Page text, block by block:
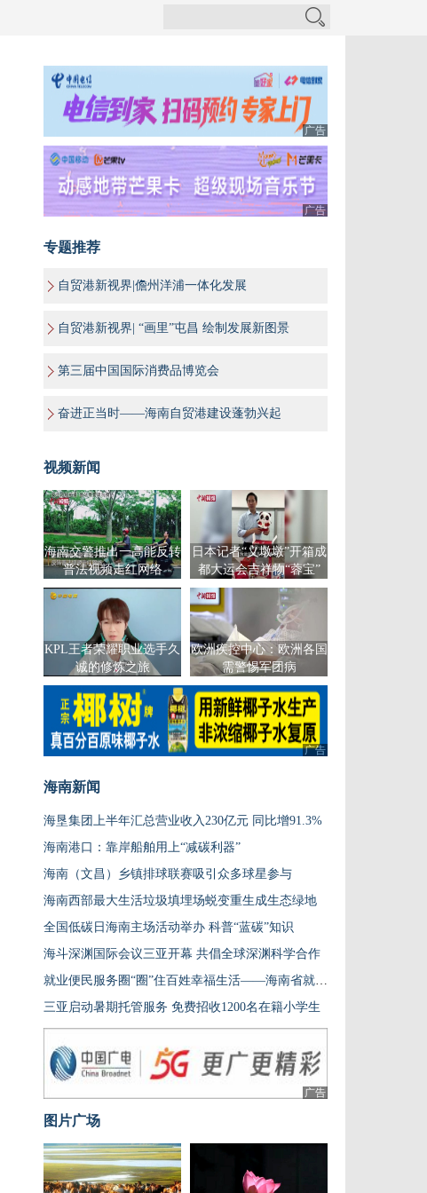
广告
广告
专题推荐
自贸港新视界|儋州洋浦一体化发展
自贸港新视界| “画里”屯昌 绘制发展新图景
第三届中国国际消费品博览会
奋进正当时——海南自贸港建设蓬勃兴起
视频新闻
海南交警推出一高能反转
普法视频走红网络
日本记者“义墩墩”开箱成
都大运会吉祥物“蓉宝”
KPL王者荣耀职业选手久
诚的修炼之旅
欧洲疾控中心：欧洲各国
需警惕军团病
广告
广告
海南新闻
海垦集团上半年汇总营业收入230亿元 同比增91.3%
海南港口：靠岸船舶用上“减碳利器”
海南（文昌）乡镇排球联赛吸引众多球星参与
海南西部最大生活垃圾填埋场蜕变重生成生态绿地
全国低碳日海南主场活动举办 科普“蓝碳”知识
海斗深渊国际会议三亚开幕 共倡全球深渊科学合作
就业便民服务圈“圈”住百姓幸福生活——海南省就业驿站有212家，今年共帮助劳动者务工就业9万余人次
三亚启动暑期托管服务 免费招收1200名在籍小学生
广告
图片广场